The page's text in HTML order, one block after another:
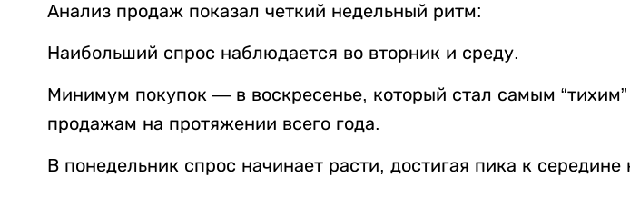
Анализ продаж показал четкий недельный ритм:
Наибольший спрос наблюдается во вторник и среду.
Минимум покупок — в воскресенье, который стал самым
продажам на протяжении всего года.
В понедельник спрос начинает расти, достигая пика к середине